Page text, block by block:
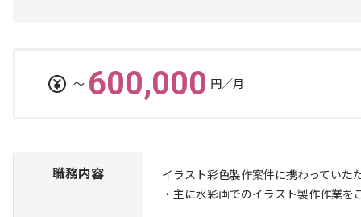
〜 600,000 円／月
職務内容
イラスト彩色製作案件に携わっていた
・主に水彩画でのイラスト製作作業を